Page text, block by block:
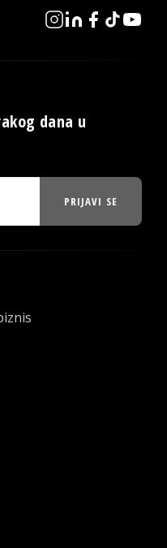
dana u
PRIJAVI SE